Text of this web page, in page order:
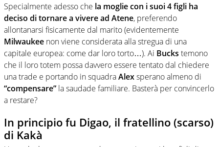
Specialmente adesso che la moglie con i suoi 4 figli ha
deciso di tornare a vivere ad Atene, preferendo
allontanarsi fisicamente dal marito (evidentemente
Milwaukee non viene considerata alla stregua di una
capitale europea: come dar loro torto…). Ai Bucks temono
che il loro totem possa davvero essere tentato dal chiedere
una trade e portando in squadraAlexsperano almeno di
“compensare” la saudade familiare. Basterà per convincerlo
a restare?
In principio fu Digao, il fratellino (scarso)
di Kakà